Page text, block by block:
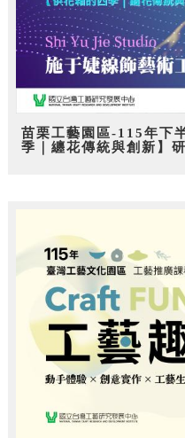
苗栗工藝園區-115年下
季｜纏花傳統與創新】